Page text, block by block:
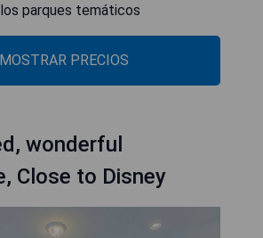
parques temáticos
MOSTRAR PRECIOS
wonderful
Close to Disney